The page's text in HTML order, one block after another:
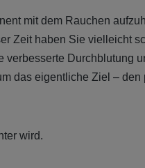
mit dem Rauchen
Zeit haben Sie vielleicht
Durchblutung
das eigentliche Ziel –
wird.